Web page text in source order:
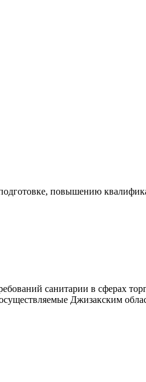
повышению
санитарии в сферах
Джизакским